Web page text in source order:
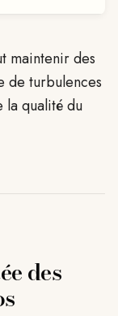
maintenir des
de turbulences
la qualité du
des